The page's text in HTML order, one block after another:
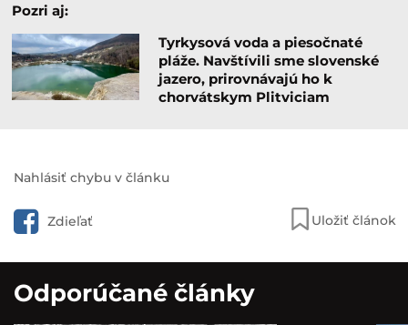
Pozri aj:
Tyrkysová voda a piesočnaté
pláže. Navštívili sme slovenské
jazero, prirovnávajú ho k
chorvátskym Plitviciam
Nahlásiť chybu v článku
Zdieľať Uložiť článok
Odporúčané články